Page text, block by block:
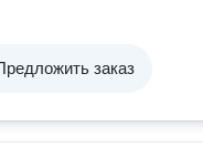
заказ